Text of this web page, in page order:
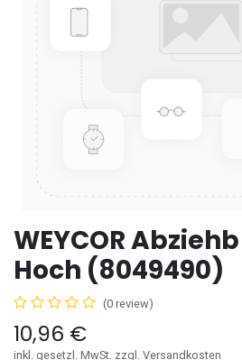
WEYCOR
Hoch (8049490)
(0 review)
10,96 €
inkl. gesetzl. MwSt. zzgl. Versandkosten